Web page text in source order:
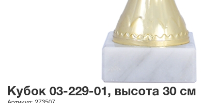
Кубок 03-229-01, высота 30 см